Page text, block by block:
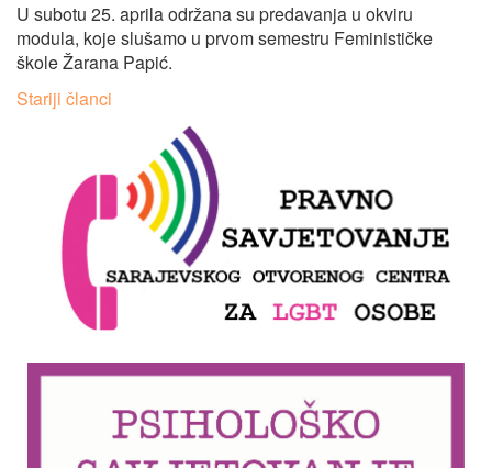
U subotu 25. aprila održana su predavanja u okviru
modula, koje slušamo u prvom semestru Feminističke
škole Žarana Papić.
Navigacija
člancima
Stariji članci